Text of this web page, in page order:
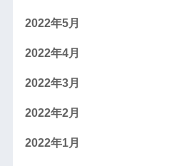
2022年5月
2022年4月
2022年3月
2022年2月
2022年1月